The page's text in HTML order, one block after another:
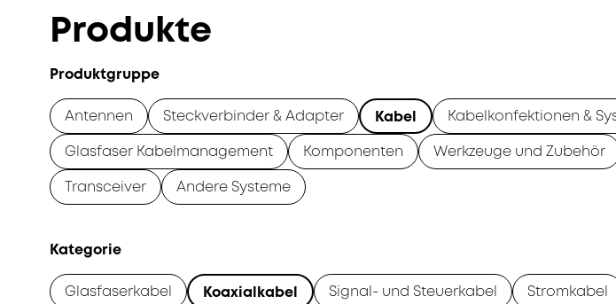
Produkte
Produktgruppe
Antennen Steckverbinder & Adapter Kabel
Kabelkonfektionen &
Glasfaser Kabelmanagement
Komponenten
Werkzeuge und Zubehör
Transceiver
Andere Systeme
Kategorie
Glasfaserkabel Koaxialkabel Signal- und Steuerkabel
Stromkabel